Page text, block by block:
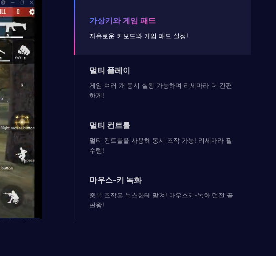
가상키와 게임 패드
자유로운 키보드와 게임 패드 설정!
멀티 플레이
게임 여러 개 동시 실행 가능하며 리세마라 더 간편
하게!
멀티 컨트롤
멀티 컨트롤을 사용해 동시 조작 가능! 리세마라 필
수템!
마우스-키 녹화
중복 조작은 녹스한테 맡겨! 마우스키-녹화 던전 끝
판왕!